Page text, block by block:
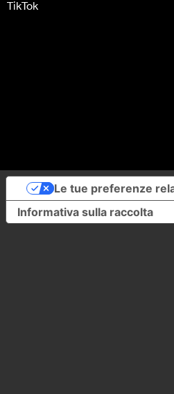
TikTok
Informativa sulla raccolta
Le tue preferenze